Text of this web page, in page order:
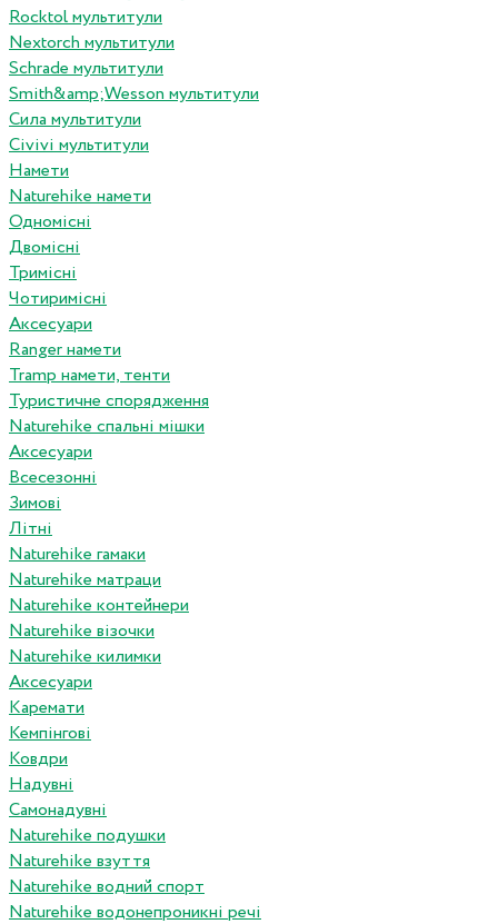
Rocktol мультитули
Nextorch мультитули
Schrade мультитули
Smith&amp;Wesson мультитули
Сила мультитули
Civivi мультитули
Намети
Naturehike намети
Одномісні
Двомісні
Тримісні
Чотиримісні
Аксесуари
Ranger намети
Tramp намети, тенти
Туристичне спорядження
Naturehike спальні мішки
Аксесуари
Всесезонні
Зимові
Літні
Naturehike гамаки
Naturehike матраци
Naturehike контейнери
Naturehike візочки
Naturehike килимки
Аксесуари
Каремати
Кемпінгові
Ковдри
Надувні
Самонадувні
Naturehike подушки
Naturehike взуття
Naturehike водний спорт
Naturehike водонепроникні речі